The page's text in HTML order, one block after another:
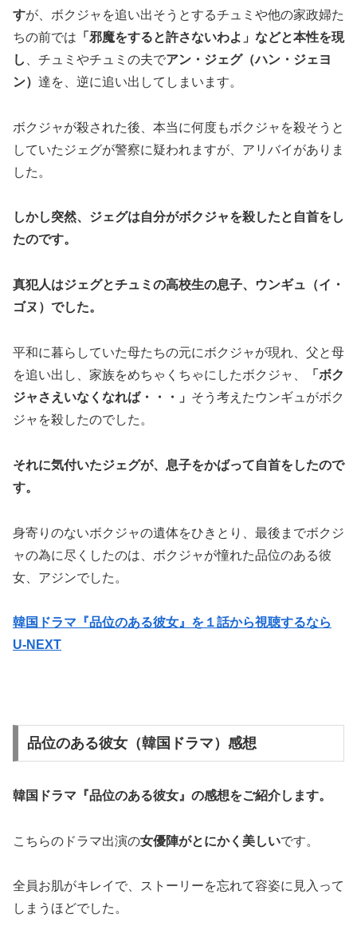
すが、ボクジャを追い出そうとするチュミや他の家政婦た
ちの前では 「邪魔をすると許さないわよ」などと本性を現
し
、チュミやチュミの夫でアン・ジェグ（ハン・ジェヨ
ン） 達を、逆に追い出してしまいます。
ボクジャが殺された後、本当に何度もボクジャを殺そうと
していたジェグが警察に疑われますが、アリバイがありま
した。
しかし突然、ジェグは自分がボクジャを殺したと自首をし
たのです。
真犯人はジェグとチュミの高校生の息子、
ウンギュ（イ・
ゴヌ） でした。
平和に暮らしていた母たちの元にボクジャが現れ、父と母
を追い出し、家族をめちゃくちゃにしたボクジャ、
「ボク
ジャさえいなくなれば・・・」 そう考えたウンギュがボク
ジャを殺したのでした。
それに気付いたジェグが、息子をかばって自首をしたので
す。
身寄りのないボクジャの遺体をひきとり、最後までボクジ
ャの為に尽くしたのは、ボクジャが憧れた品位のある彼
女、アジンでした。
韓国ドラマ『品位のある彼女』を１話から視聴するなら
U-NEXT
品位のある彼女（韓国ドラマ）感想
韓国ドラマ『品位のある彼女』の感想をご紹介します。
こちらのドラマ出演の女優陣がとにかく美しいです。
全員お肌がキレイで、ストーリーを忘れて容姿に見入って
しまうほどでした。